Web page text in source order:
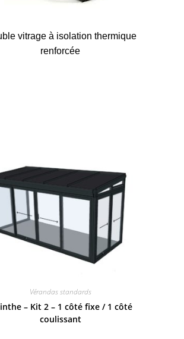
vitrage à isolation thermique
renforcée
Vérandas standards
– Kit 2 – 1 côté fixe / 1 côté
coulissant